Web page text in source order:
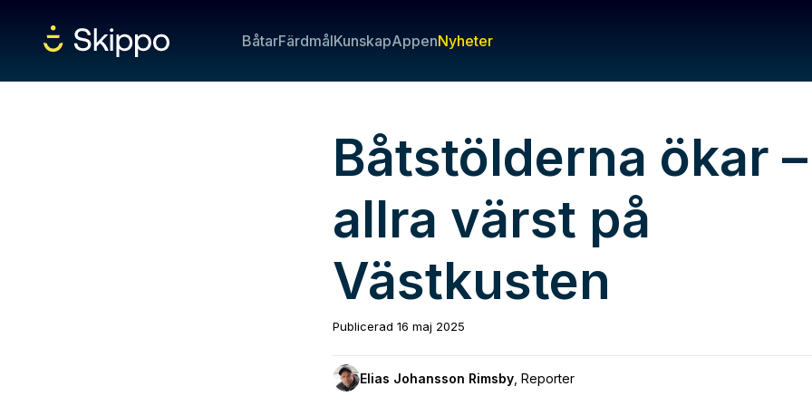
BåtarFärdmålKunskapAppenNyheter
Båtstölderna ökar –
allra värst på
Västkusten
Publicerad 16 maj 2025
Elias Johansson Rimsby Reporter